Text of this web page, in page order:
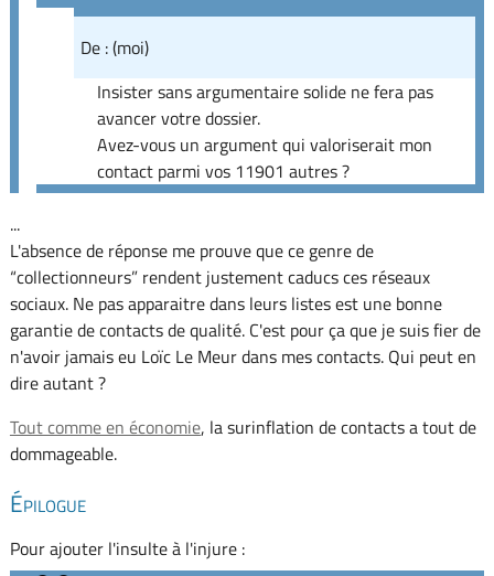
De : (moi)
Insister sans argumentaire solide ne fera pas
avancer votre dossier.
Avez-vous un argument qui valoriserait mon
contact parmi vos 11901 autres ?
...
L'absence de réponse me prouve que ce genre de
“collectionneurs” rendent justement caducs ces réseaux
sociaux. Ne pas apparaitre dans leurs listes est une bonne
garantie de contacts de qualité. C'est pour ça que je suis fier de
n'avoir jamais eu Loïc Le Meur dans mes contacts. Qui peut en
dire autant ?
Tout comme en économie, la surinflation de contacts a tout de
dommageable.
Épilogue
Pour ajouter l'insulte à l'injure :